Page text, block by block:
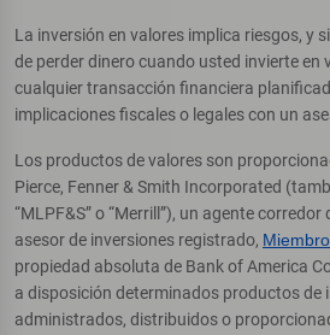
La inversión en valores implica riesgos, y
de perder dinero cuando usted invierte en
cualquier transacción financiera
implicaciones fiscales o legales con un
Los productos de valores son
Pierce, Fenner & Smith Incorporated
“MLPF&S” o “Merrill”), un agente
asesor de inversiones registrado,
propiedad absoluta de Bank of America
a disposición determinados productos de
administrados, distribuidos o